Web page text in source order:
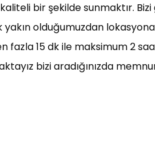
bir şekilde sunmaktır.
olduğumuzdan
fazla 15 dk ile maksimum 2
bizi aradığınızda